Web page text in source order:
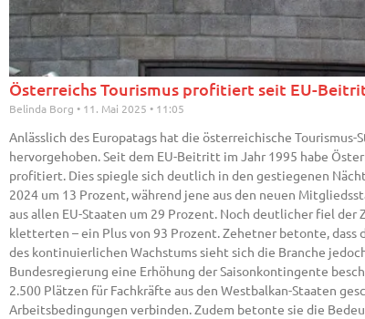
Österreichs Tourismus profitiert seit EU-
Belinda Borg 11. Mai 2025 11:05
Anlässlich des Europatags hat die österreichische
hervorgehoben. Seit dem EU-Beitritt im Jahr 1995 habe
profitiert. Dies spiegle sich deutlich in den gestiegenen
2024 um 13 Prozent, während jene aus den neuen
aus allen EU-Staaten um 29 Prozent. Noch deutlicher fiel
kletterten – ein Plus von 93 Prozent. Zehetner betonte, dass
des kontinuierlichen Wachstums sieht sich die Branche
Bundesregierung eine Erhöhung der Saisonkontingente
2.500 Plätzen für Fachkräfte aus den Westbalkan-Staaten
Arbeitsbedingungen verbinden. Zudem betonte sie die